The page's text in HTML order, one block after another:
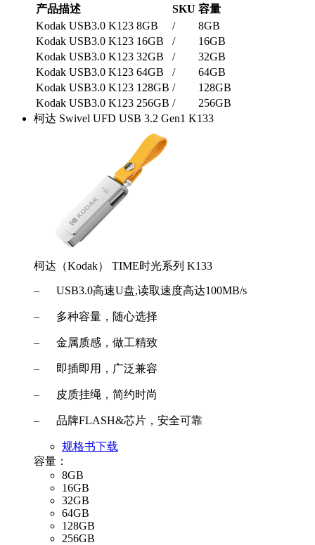
产品描述
SKU 容量
Kodak USB3.0 K123 8GB
/
8GB
Kodak USB3.0 K123 16GB
/
16GB
Kodak USB3.0 K123 32GB
/
32GB
Kodak USB3.0 K123 64GB
/
64GB
Kodak USB3.0 K123 128GB /
128GB
Kodak USB3.0 K123 256GB /
256GB
柯达 Swivel UFD USB 3.2 Gen1 K133
柯达（Kodak） TIME时光系列 K133
– USB3.0高速U盘,读取速度高达100MB/s
– 多种容量，随心选择
– 金属质感，做工精致
– 即插即用，广泛兼容
– 皮质挂绳，简约时尚
– 品牌FLASH&芯片，安全可靠
规格书下载
容量：
8GB
16GB
32GB
64GB
128GB
256GB